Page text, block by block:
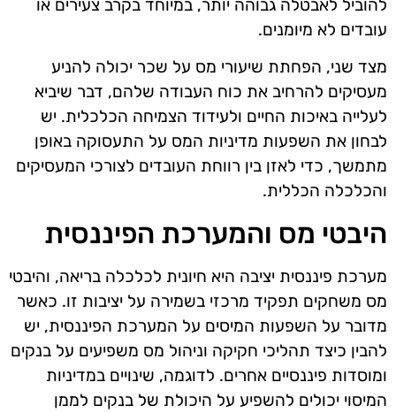
להוביל לאבטלה גבוהה יותר, במיוחד בקרב צעירים או
עובדים לא מיומנים.
מצד שני, הפחתת שיעורי מס על שכר יכולה להניע
מעסיקים להרחיב את כוח העבודה שלהם, דבר שיביא
לעלייה באיכות החיים ולעידוד הצמיחה הכלכלית. יש
לבחון את השפעות מדיניות המס על התעסוקה באופן
מתמשך, כדי לאזן בין רווחת העובדים לצורכי המעסיקים
והכלכלה הכללית.
היבטי מס והמערכת הפיננסית
מערכת פיננסית יציבה היא חיונית לכלכלה בריאה, והיבטי
מס משחקים תפקיד מרכזי בשמירה על יציבות זו. כאשר
מדובר על השפעות המיסים על המערכת הפיננסית, יש
להבין כיצד תהליכי חקיקה וניהול מס משפיעים על בנקים
ומוסדות פיננסיים אחרים. לדוגמה, שינויים במדיניות
המיסוי יכולים להשפיע על היכולת של בנקים לממן